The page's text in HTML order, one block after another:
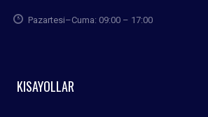
Pazartesi–Cuma: 09:00 – 17:00
KISAYOLLAR